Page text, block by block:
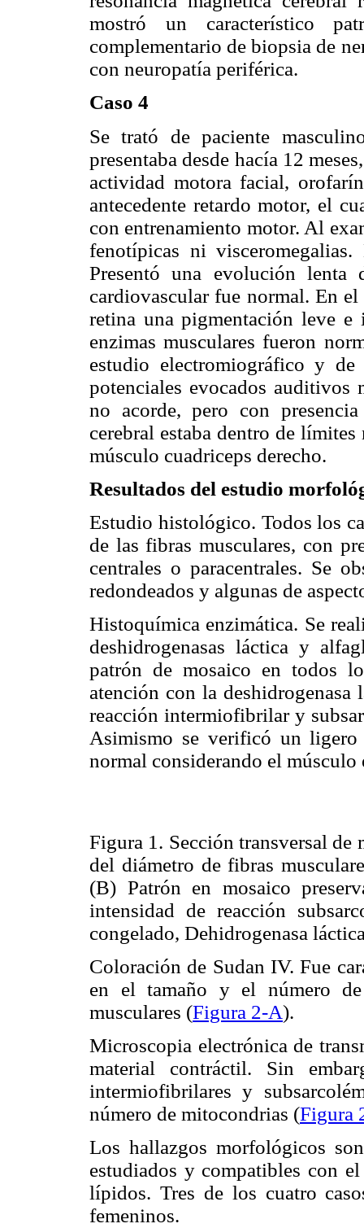
mostró un característico
complementario de biopsia de
con neuropatía periférica.
Caso 4
Se trató de paciente
presentaba desde hacía 12
actividad motora facial,
antecedente retardo motor, el
con entrenamiento motor. Al
fenotípicas ni
Presentó una evolución
cardiovascular fue normal. En
retina una pigmentación leve e
enzimas musculares fueron
estudio electromiográfico y
potenciales evocados
no acorde, pero con
cerebral estaba dentro de
músculo cuadriceps derecho.
Resultados del estudio
Estudio histológico. Todos los
de las fibras musculares, con
centrales o paracentrales. Se
redondeados y algunas de
Histoquímica enzimática. Se
deshidrogenasas láctica y
patrón de mosaico en todos
atención con la
reacción intermiofibrilar y
Asimismo se verificó un
normal considerando el músculo
Figura 1. Sección transversal
del diámetro de fibras
(B) Patrón en mosaico
intensidad de reacción
congelado, Dehidrogenasa
Coloración de Sudan IV. Fue
en el tamaño y el número
musculares (Figura 2-A).
Microscopia electrónica de
material contráctil. Sin
intermiofibrilares y
número de mitocondrias (Figura
Los hallazgos morfológicos
estudiados y compatibles con
lípidos. Tres de los cuatro
femeninos.